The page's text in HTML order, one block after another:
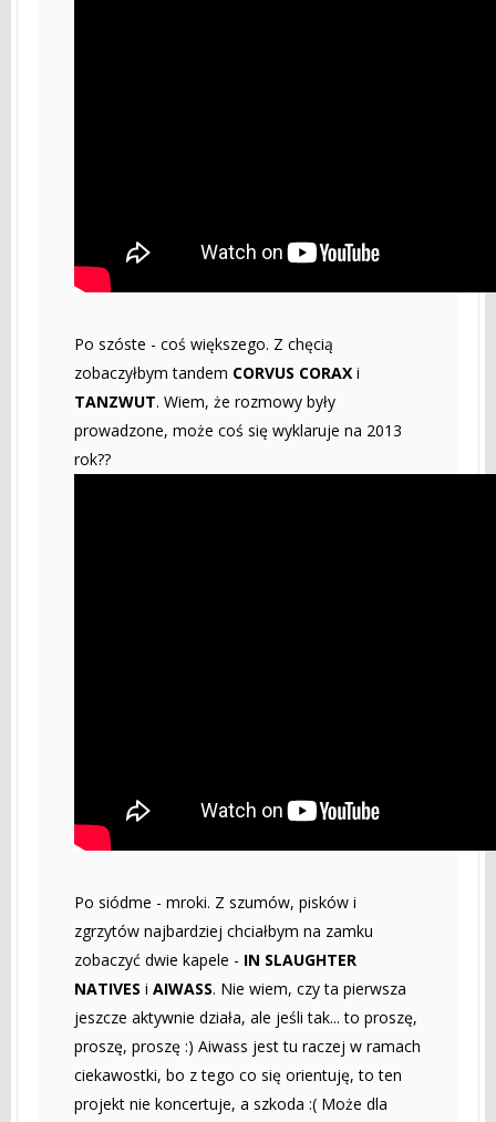
Po szóste - coś większego. Z chęcią
zobaczyłbym tandem CORVUS CORAX i
TANZWUT. Wiem, że rozmowy były
prowadzone, może coś się wyklaruje na 2013
rok??
Po siódme - mroki. Z szumów, pisków i
zgrzytów najbardziej chciałbym na zamku
zobaczyć dwie kapele - IN SLAUGHTER
NATIVES i AIWASS. Nie wiem, czy ta pierwsza
jeszcze aktywnie działa, ale jeśli tak... to proszę,
proszę, proszę :) Aiwass jest tu raczej w ramach
ciekawostki, bo z tego co się orientuję, to ten
projekt nie koncertuje, a szkoda :( Może dla